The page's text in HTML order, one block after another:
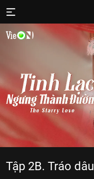
Tập 2B. Tráo dâu